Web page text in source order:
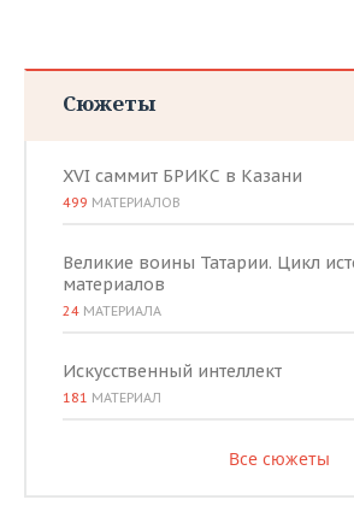
Сюжеты
XVI саммит БРИКС в Казани
499 МАТЕРИАЛОВ
Великие воины Татарии. Цикл
материалов
24 МАТЕРИАЛА
Искусственный интеллект
181 МАТЕРИАЛ
Все сюжеты